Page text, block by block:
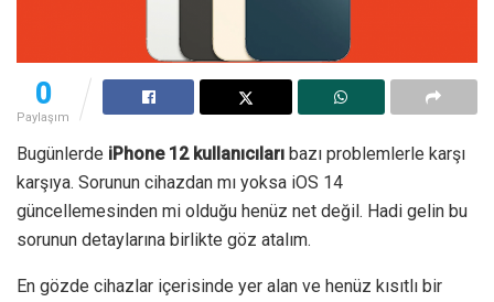
0
Paylaşım
Bugünlerde iPhone 12 kullanıcıları bazı problemlerle karşı
karşıya. Sorunun cihazdan mı yoksa iOS 14
güncellemesinden mi olduğu henüz net değil. Hadi gelin bu
sorunun detaylarına birlikte göz atalım.
En gözde cihazlar içerisinde yer alan ve henüz kısıtlı bir